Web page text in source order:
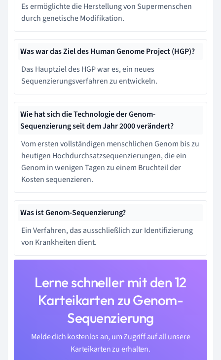
Es ermöglichte die Herstellung von Supermenschen
durch genetische Modifikation.
Was war das Ziel des Human Genome Project (HGP)?
Das Hauptziel des HGP war es, ein neues
Sequenzierungsverfahren zu entwickeln.
Wie hat sich die Technologie der Genom-
Sequenzierung seit dem Jahr 2000 verändert?
Vom ersten vollständigen menschlichen Genom bis zu
heutigen Hochdurchsatzsequenzierungen, die ein
Genom in wenigen Tagen zu einem Bruchteil der
Kosten sequenzieren.
Was ist Genom-Sequenzierung?
Ein Verfahren, das ausschließlich zur Identifizierung
von Krankheiten dient.
Lerne schneller mit den 12
Karteikarten zu Genom-
Sequenzierung
Melde dich kostenlos an, um Zugriff auf all unsere
Karteikarten zu erhalten.